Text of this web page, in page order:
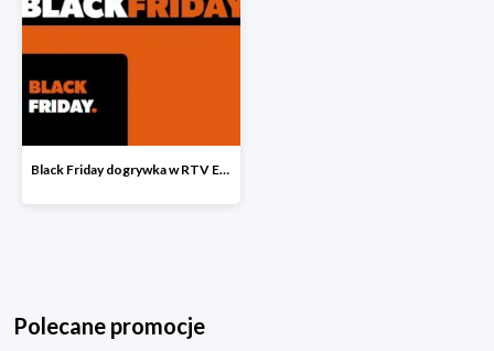
Black Friday dogrywka w RTV EURO AGD
Polecane promocje